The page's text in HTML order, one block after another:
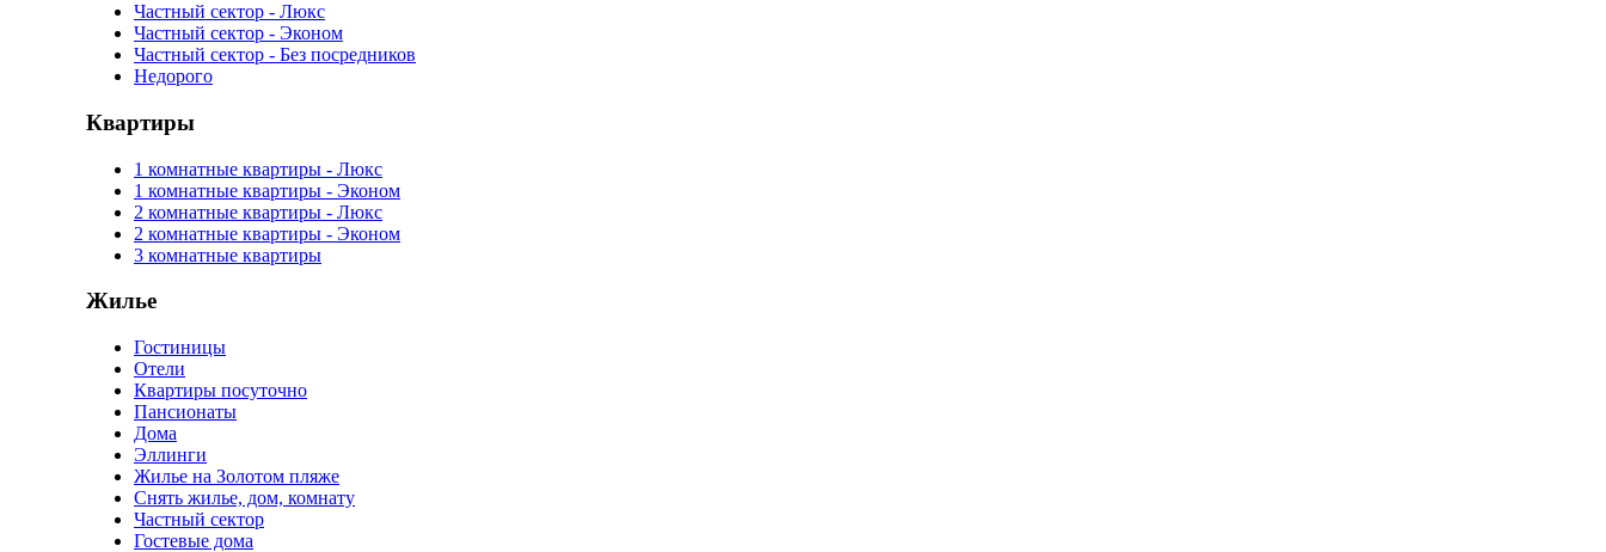
Частный сектор - Люкс
Частный сектор - Эконом
Частный сектор - Без посредников
Недорого
Квартиры
1 комнатные квартиры - Люкс
1 комнатные квартиры - Эконом
2 комнатные квартиры - Люкс
2 комнатные квартиры - Эконом
3 комнатные квартиры
Жилье
Гостиницы
Отели
Квартиры посуточно
Пансионаты
Дома
Эллинги
Жилье на Золотом пляже
Снять жилье, дом, комнату
Частный сектор
Гостевые дома